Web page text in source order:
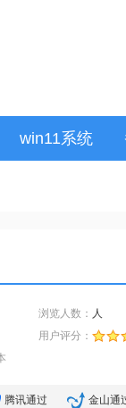
win11系统
浏览人数： 人
用户评分：
腾讯通过 金山通